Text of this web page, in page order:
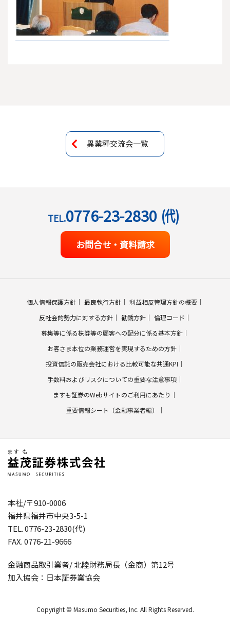
異業種交流会一覧
TEL.0776-23-2830 (代)
お問合せ・資料請求
個人情報保護方針 最良執行方針
利益相反管理方針の概要
反社会的勢力に対する方針
勧誘方針
倫理コード
募集等に係る株券等の顧客への配分に係る基本方針
お客さま本位の業務運営を実現するための方針
投資信託の販売会社における比較可能な共通KPI
手数料およびリスクについての重要な注意事項
ますも証券のWebサイトのご利用にあたり
重要情報シート（金融事業者編）
本社/〒910-0006
福井県福井市中央3-5-1
TEL. 0776-23-2830(代)
FAX. 0776-21-9666
金融商品取引業者/ 北陸財務局長（金商）第12号
加入協会：日本証券業協会
Copyright © Masumo Securities, Inc. All Rights Reserved.